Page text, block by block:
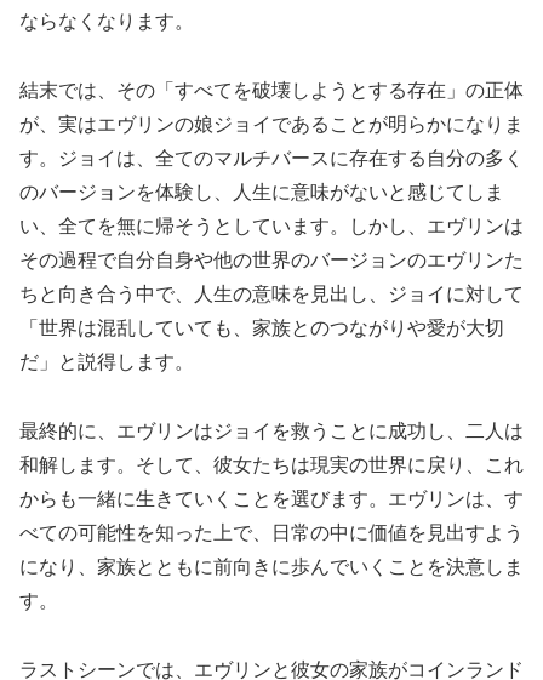
ならなくなります。
結末では、その「すべてを破壊しようとする存在」の正体
が、実はエヴリンの娘ジョイであることが明らかになりま
す。ジョイは、全てのマルチバースに存在する自分の多く
のバージョンを体験し、人生に意味がないと感じてしま
い、全てを無に帰そうとしています。しかし、エヴリンは
その過程で自分自身や他の世界のバージョンのエヴリンた
ちと向き合う中で、人生の意味を見出し、ジョイに対して
「世界は混乱していても、家族とのつながりや愛が大切
だ」と説得します。
最終的に、エヴリンはジョイを救うことに成功し、二人は
和解します。そして、彼女たちは現実の世界に戻り、これ
からも一緒に生きていくことを選びます。エヴリンは、す
べての可能性を知った上で、日常の中に価値を見出すよう
になり、家族とともに前向きに歩んでいくことを決意しま
す。
ラストシーンでは、エヴリンと彼女の家族がコインランド